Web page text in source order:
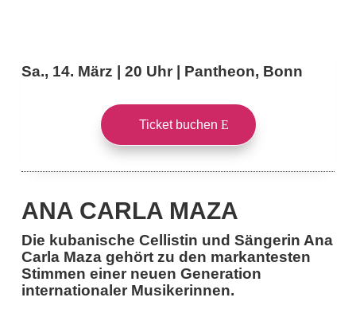
Sa., 14. März | 20 Uhr | Pantheon, Bonn
Ticket buchen
ANA CARLA MAZA
Die kubanische Cellistin und Sängerin Ana
Carla Maza gehört zu den markantesten
Stimmen einer neuen Generation
internationaler Musikerinnen.